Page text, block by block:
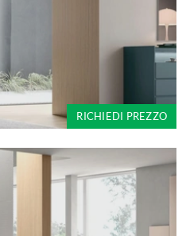
RICHIEDI PREZZO